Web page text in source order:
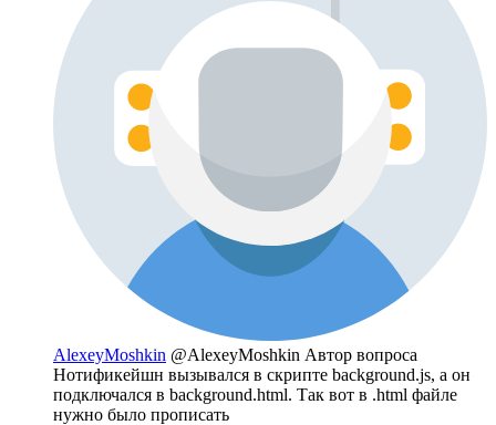
AlexeyMoshkin @AlexeyMoshkin Автор вопроса
Нотификейшн вызывался в скрипте background.js, а он
подключался в background.html. Так вот в .html файле
нужно было прописать